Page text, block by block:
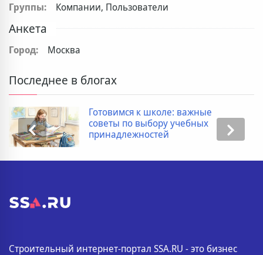
Группы:
Компании, Пользователи
Анкета
Город: Москва
Последнее в блогах
Готовимся к школе: важные
советы по выбору учебных
принадлежностей
Строительный интернет-портал SSA.RU - это бизнес